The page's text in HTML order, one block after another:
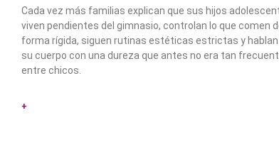
Cada vez más familias explican que sus hijos
viven pendientes del gimnasio, controlan lo que comen
forma rígida, siguen rutinas estéticas estrictas y hablan
su cuerpo con una dureza que antes no era tan
entre chicos.
+